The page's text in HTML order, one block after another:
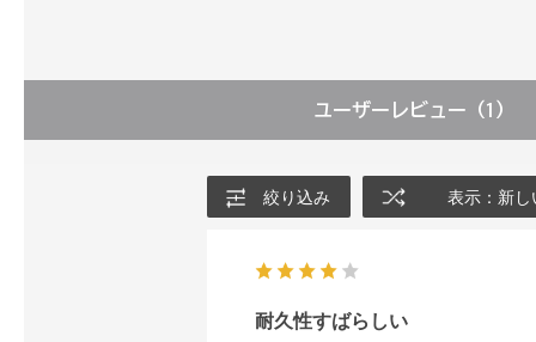
ユーザーレビュー （1）
絞り込み 表示：新し
耐久性すばらしい